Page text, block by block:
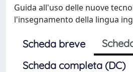
Guida all'uso delle nuove
l'insegnamento della lingua
Scheda breve
Scheda completa (DC)